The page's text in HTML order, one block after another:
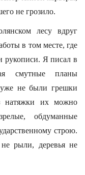
не грозило.
лесу вдруг
в том месте, где
рукописи. Я писал в
смутные планы
не были грешки
натяжки их можно
обдуманные
строю.
рыли, деревья не